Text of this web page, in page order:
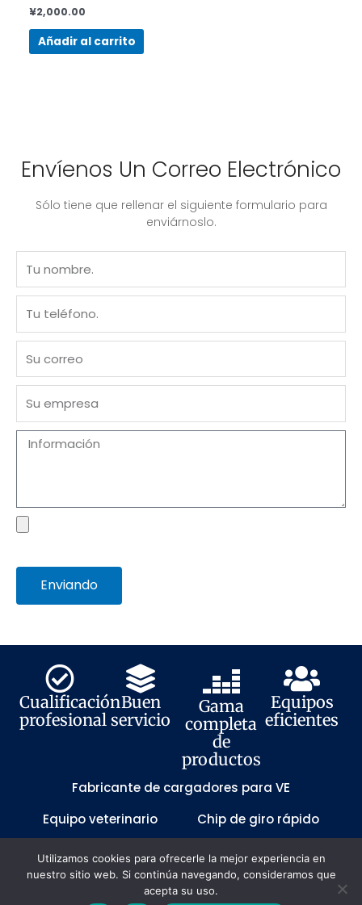
¥2,000.00
Añadir al carrito
Envíenos Un Correo Electrónico
Sólo tiene que rellenar el siguiente formulario para
enviárnoslo.
electrónico
Mensaje
archivo
Enviando
Cualificación
profesional
Buen
servicio
Gama
completa
de
productos
Equipos
eficientes
Fabricante de cargadores para VE
Equipo veterinario
Chip de giro rápido
PCB de giro rápido
© 2021-2024 Guangzhou Jiexun Technology Development
Co.LTD. Todos los derechos reservados[粤ICP备2021075290
Mapa del sitio Política de privacidad
Utilizamos cookies para ofrecerle la mejor experiencia en
nuestro sitio web. Si continúa navegando, consideramos que
acepta su uso.